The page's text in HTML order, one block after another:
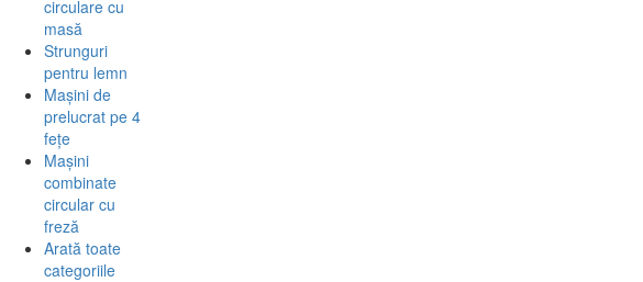
circulare cu
masă
Strunguri
pentru lemn
Mașini de
prelucrat pe 4
fețe
Mașini
combinate
circular cu
freză
Arată toate
categoriile